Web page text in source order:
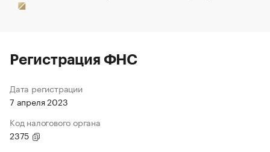
Регистрация ФНС
Дата регистрации
7 апреля 2023
Код налогового органа
2375